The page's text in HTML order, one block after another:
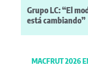
Grupo LC: “El
está cambiando”
MACFRUT 2026